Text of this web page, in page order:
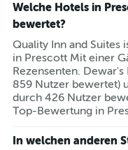
Welche Hotels in
bewertet?
Quality Inn and Suites
in Prescott Mit einer
Rezensenten.
859 Nutzer bewertet)
durch 426 Nutzer
Top-Bewertung in
In welchen anderen